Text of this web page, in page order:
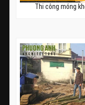
Thi công móng